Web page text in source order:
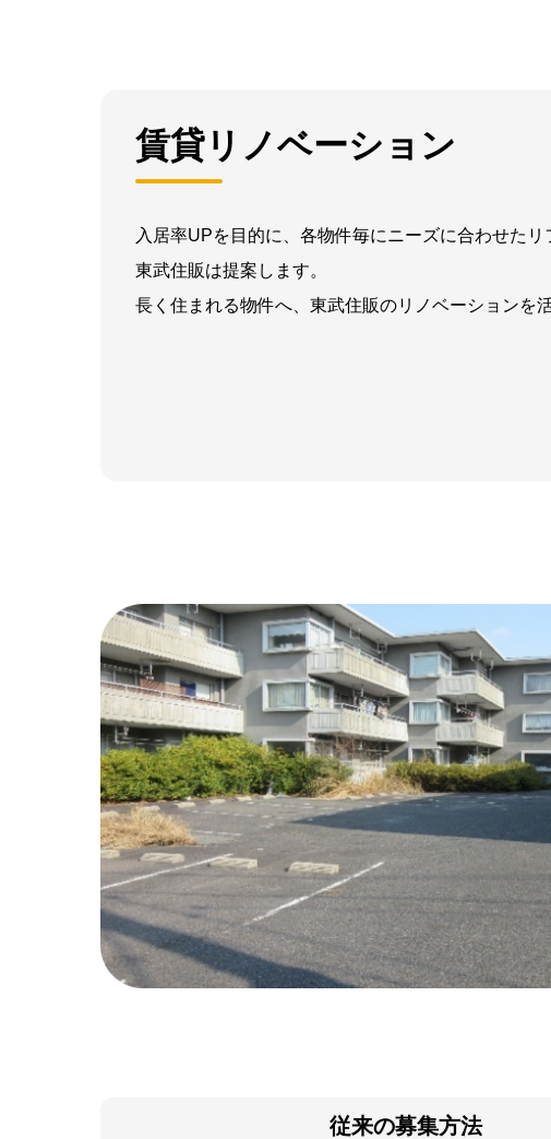
賃貸リノベーション
入居率UPを目的に、各物件毎にニーズに合わせたリ
東武住販は提案します。
長く住まれる物件へ、東武住販のリノベーションを
従来の募集方法